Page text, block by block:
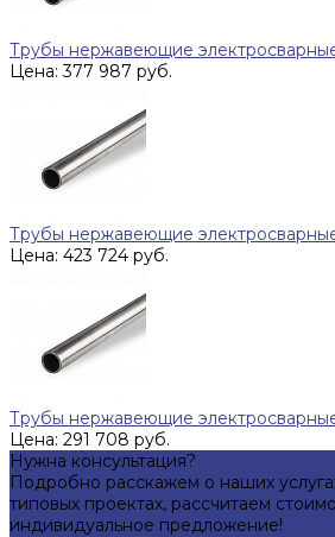
Трубы нержавеющие
Цена: 377 987 руб.
Трубы нержавеющие
Цена: 423 724 руб.
Трубы нержавеющие
Цена: 291 708 руб.
Нужна консультация?
Подробно расскажем о наших
типовых проектах, рассчитаем
индивидуальное предложение!